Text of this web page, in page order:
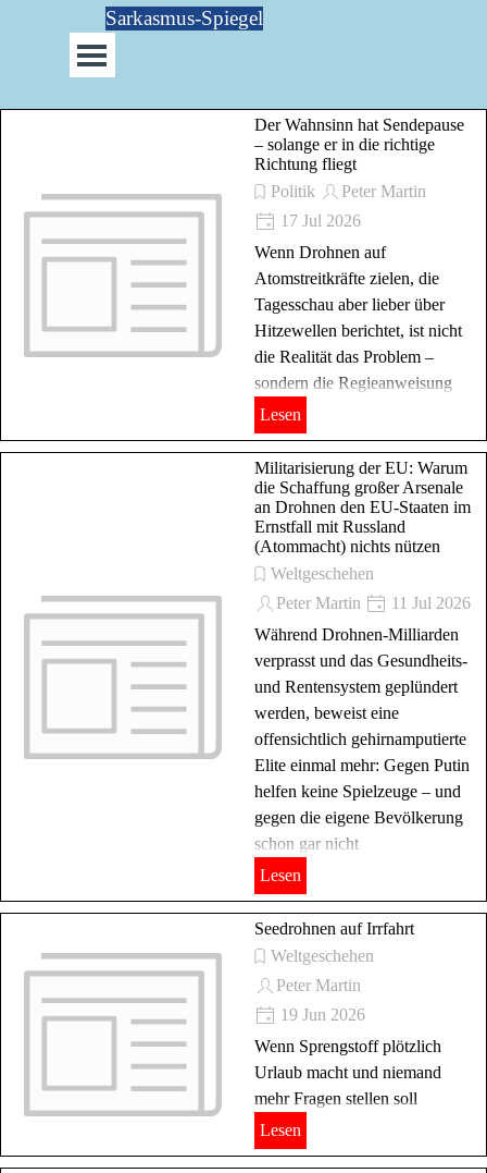
Direkt zum SeiteninhaltSarkasmus-Spiegel
Menü überspringen
Der Wahnsinn hat Sendepause
– solange er in die richtige
Richtung fliegt
Politik
Peter Martin
17 Jul 2026
Wenn Drohnen auf
Atomstreitkräfte zielen, die
Tagesschau aber lieber über
Hitzewellen berichtet, ist nicht
die Realität das Problem –
sondern die Regieanweisung
Lesen
Militarisierung der EU: Warum
die Schaffung großer Arsenale
an Drohnen den EU-Staaten im
Ernstfall mit Russland
(Atommacht) nichts nützen
Weltgeschehen
Peter Martin
11 Jul 2026
Während Drohnen-Milliarden
verprasst und das Gesundheits-
und Rentensystem geplündert
werden, beweist eine
offensichtlich gehirnamputierte
Elite einmal mehr: Gegen Putin
helfen keine Spielzeuge – und
gegen die eigene Bevölkerung
schon gar nicht
Lesen
Seedrohnen auf Irrfahrt
Weltgeschehen
Peter Martin
19 Jun 2026
Wenn Sprengstoff plötzlich
Urlaub macht und niemand
mehr Fragen stellen soll
Lesen